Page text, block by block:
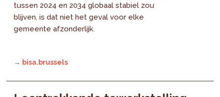
tussen 2024 en 2034 globaal stabiel zou
blijven, is dat niet het geval voor elke
gemeente afzonderlijk.
→ bisa.brussels